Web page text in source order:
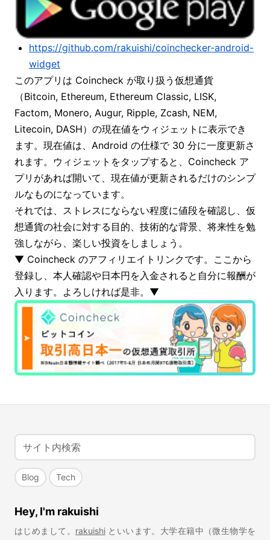
https://github.com/rakuishi/coinchecker-android-
widget
このアプリは Coincheck が取り扱う仮想通貨
（Bitcoin, Ethereum, Ethereum Classic, LISK,
Factom, Monero, Augur, Ripple, Zcash, NEM,
Litecoin, DASH）の現在値をウィジェットに表示でき
ます。現在値は、Android の仕様で 30 分に一度更新さ
れます。ウィジェットをタップすると、Coincheck ア
プリがあれば開いて、現在値が更新されるだけのシンプ
ルなものになっています。
それでは、ストレスにならない程度に値段を確認し、仮
想通貨の社会に対する目的、技術的な背景、将来性を勉
強しながら、楽しい投資をしましょう。
▼ Coincheck のアフィリエイトリンクです。ここから
登録し、本人確認や日本円を入金されると自分に報酬が
入ります。よろしければ是非。▼
Blog Tech
Hey, I'm rakuishi
はじめまして。 rakuishiといいます。大学在籍中（微生物学を